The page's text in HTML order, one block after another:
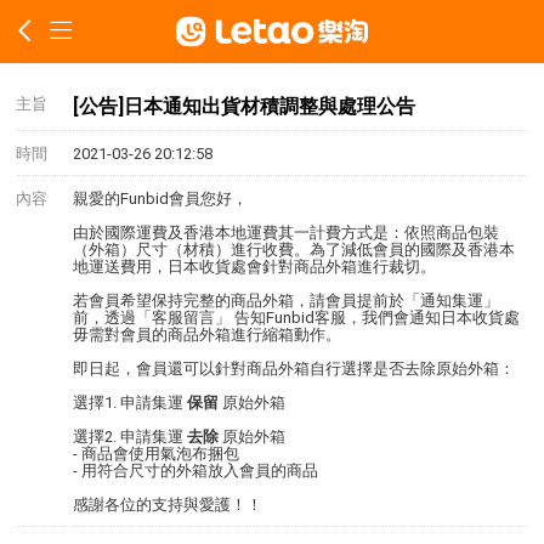
主旨 [公告]日本通知出貨材積調整與處理公告
時間 2021-03-26 20:12:58
內容
親愛的Funbid會員您好，
由於國際運費及香港本地運費其一計費方式是：依照商品包裝
（外箱）尺寸（材積）進行收費。為了減低會員的國際及香港本
地運送費用，日本收貨處會針對商品外箱進行裁切。
若會員希望保持完整的商品外箱，請會員提前於「通知集運」
前，透過「客服留言」 告知Funbid客服，我們會通知日本收貨處
毋需對會員的商品外箱進行縮箱動作。
即日起，會員還可以針對商品外箱自行選擇是否去除原始外箱：
選擇1. 申請集運保留 原始外箱
選擇2. 申請集運去除 原始外箱
- 商品會使用氣泡布捆包
- 用符合尺寸的外箱放入會員的商品
感謝各位的支持與愛護！！